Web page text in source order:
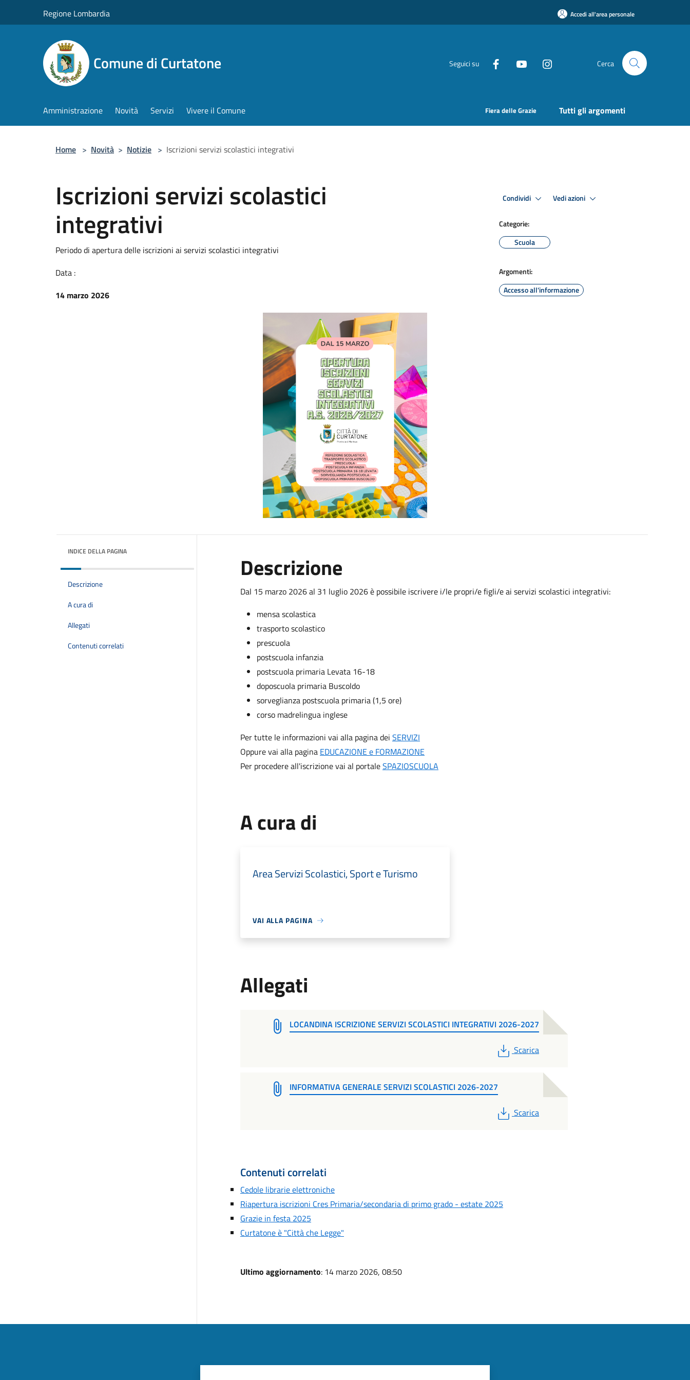
Regione Lombardia Accedi all'area personale
Comune di Curtatone Seguici su Cerca
Amministrazione Novità Servizi Vivere il Comune Fiera delle Grazie Tutti gli argomenti
Home > Novità > Notizie > Iscrizioni servizi scolastici integrativi
Iscrizioni servizi scolastici
integrativi
Periodo di apertura delle iscrizioni ai servizi scolastici integrativi
Data :
14 marzo 2026
Condividi Vedi azioni
Categorie:
Scuola
Argomenti:
Accesso all'informazione
INDICE DELLA PAGINA
Descrizione
A cura di
Allegati
Contenuti correlati
Descrizione
Dal 15 marzo 2026 al 31 luglio 2026 è possibile iscrivere i/le propri/e figli/e ai servizi scolastici integrativi:
mensa scolastica
trasporto scolastico
prescuola
postscuola infanzia
postscuola primaria Levata 16-18
doposcuola primaria Buscoldo
sorveglianza postscuola primaria (1,5 ore)
corso madrelingua inglese
Per tutte le informazioni vai alla pagina dei SERVIZI
Oppure vai alla pagina EDUCAZIONE e FORMAZIONE
Per procedere all'iscrizione vai al portaleSPAZIOSCUOLA
A cura di
Area Servizi Scolastici, Sport e Turismo
VAI ALLA PAGINA
Allegati
LOCANDINA ISCRIZIONE SERVIZI SCOLASTICI INTEGRATIVI 2026-2027
PDF
Scarica
INFORMATIVA GENERALE SERVIZI SCOLASTICI 2026-2027
PDF
Scarica
Contenuti correlati
Cedole librarie elettroniche
Riapertura iscrizioni Cres Primaria/secondaria di primo grado - estate 2025
Grazie in festa 2025
Curtatone è "Città che Legge"
Ultimo aggiornamento: 14 marzo 2026, 08:50